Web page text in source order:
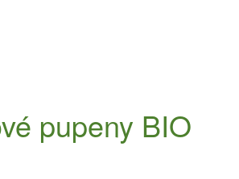
pupeny BIO